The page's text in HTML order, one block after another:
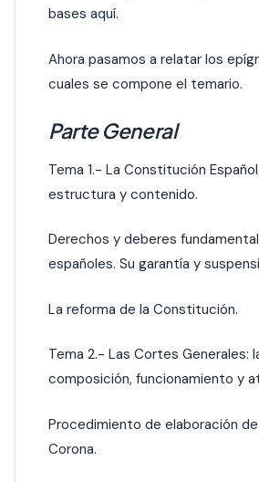
bases aquí.
Ahora pasamos a relatar los
cuales se compone el temario.
Parte General
Tema 1.- La Constitución
estructura y contenido.
Derechos y deberes
españoles. Su garantía y
La reforma de la Constitución.
Tema 2.- Las Cortes Generales:
composición, funcionamiento y
Procedimiento de elaboración de
Corona.